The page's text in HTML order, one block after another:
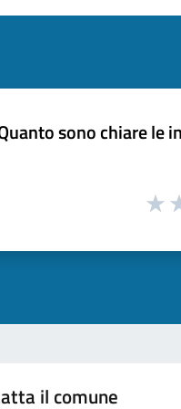
sono chiare le
il comune